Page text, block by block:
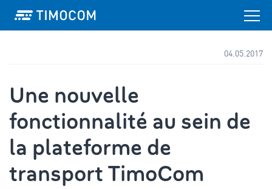
04.05.2017
Une nouvelle
fonctionnalité au sein de
la plateforme de
transport TimoCom